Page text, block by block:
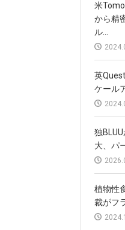
米
から精
ル...
英
ケール
独
大、パ
植物性
裁がフ